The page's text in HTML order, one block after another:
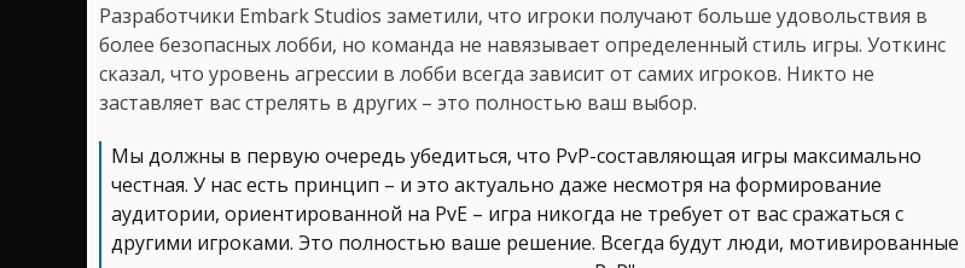
Разработчики Embark Studios заметили, что игроки получают больше удовольствия в
более безопасных лобби, но команда не навязывает определенный стиль игры. Уоткинс
сказал, что уровень агрессии в лобби всегда зависит от самих игроков. Никто не
заставляет вас стрелять в других – это полностью ваш выбор.
Мы должны в первую очередь убедиться, что PvP-составляющая игры максимально
честная. У нас есть принцип – и это актуально даже несмотря на формирование
аудитории, ориентированной на PvE – игра никогда не требует от вас сражаться с
другими игроками. Это полностью ваше решение. Всегда будут люди, мотивированные